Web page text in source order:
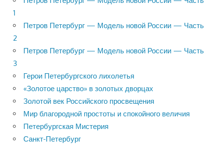
1
Петров Петербург — Модель новой России — Часть
2
Петров Петербург — Модель новой России — Часть
3
Герои Петербургского лихолетья
«Золотое царство» в золотых дворцах
Золотой век Российского просвещения
Мир благородной простоты и спокойного величия
Петербургская Мистерия
Санкт-Петербург